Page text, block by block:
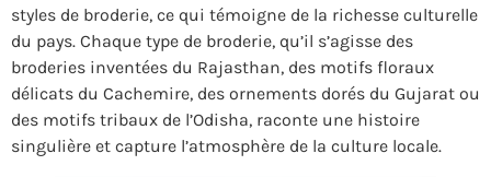
styles de broderie, ce qui témoigne de la richesse culturelle
du pays. Chaque type de broderie, qu’il s’agisse des
broderies inventées du Rajasthan, des motifs floraux
délicats du Cachemire, des ornements dorés du Gujarat ou
des motifs tribaux de l’Odisha, raconte une histoire
singulière et capture l’atmosphère de la culture locale.